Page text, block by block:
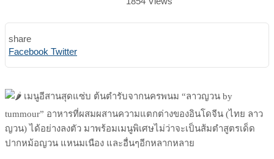
share
Facebook TwitterPrint
Share
เมนูอีสานสุดแซ่บ ต้นตำรับจากนครพนม “ลาวญวน by
tummour” อาหารที่ผสมผสานความแตกต่างของอินโดจีน (ไทย ลาว
ญวน) ได้อย่างลงตัว มาพร้อมเมนูพิเศษไม่ว่าจะเป็นส้มตำสูตรเด็ด
ปากหม้อญวน แหนมเนือง และอื่นๆอีกหลากหลาย